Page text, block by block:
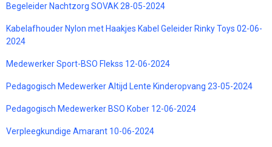
Begeleider Nachtzorg SOVAK 28-05-2024
Kabelafhouder Nylon met Haakjes Kabel Geleider Rinky Toys 02-06-
2024
Medewerker Sport-BSO Flekss 12-06-2024
Pedagogisch Medewerker Altijd Lente Kinderopvang 23-05-2024
Pedagogisch Medewerker BSO Kober 12-06-2024
Verpleegkundige Amarant 10-06-2024